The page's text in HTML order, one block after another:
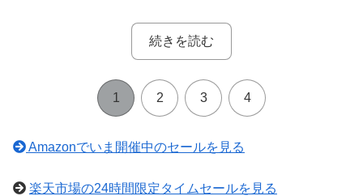
続きを読む
1 2 3 4
Amazonでいま開催中のセールを見る
楽天市場の24時間限定タイムセールを見る